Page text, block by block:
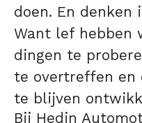
doen. En denken
Want lef hebben
dingen te
te overtreffen en
te blijven
Bij Hedin